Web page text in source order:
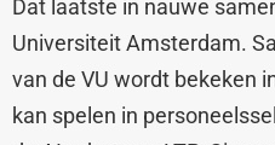
Dat laatste in nauwe
Universiteit Amsterdam.
van de VU wordt bekeken
kan spelen in